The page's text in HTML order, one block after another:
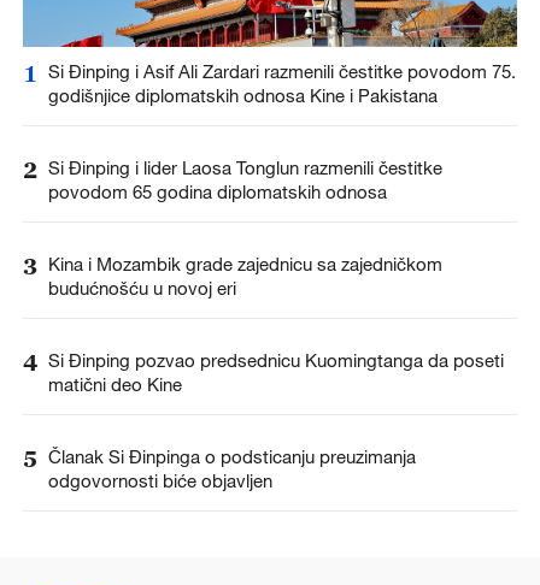
1
Si Đinping i Asif Ali Zardari razmenili čestitke povodom 75.
godišnjice diplomatskih odnosa Kine i Pakistana
2 Si Đinping i lider Laosa Tonglun razmenili čestitke
povodom 65 godina diplomatskih odnosa
3 Kina i Mozambik grade zajednicu sa zajedničkom
budućnošću u novoj eri
4 Si Đinping pozvao predsednicu Kuomingtanga da poseti
matični deo Kine
5 Članak Si Đinpinga o podsticanju preuzimanja
odgovornosti biće objavljen